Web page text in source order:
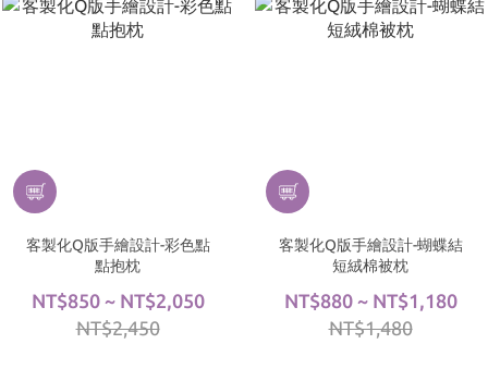
客製化Q版手繪設計-彩色點
點抱枕
NT$850 ~ NT$2,050
NT$2,450
客製化Q版手繪設計-蝴蝶結
短絨棉被枕
NT$880 ~ NT$1,180
NT$1,480